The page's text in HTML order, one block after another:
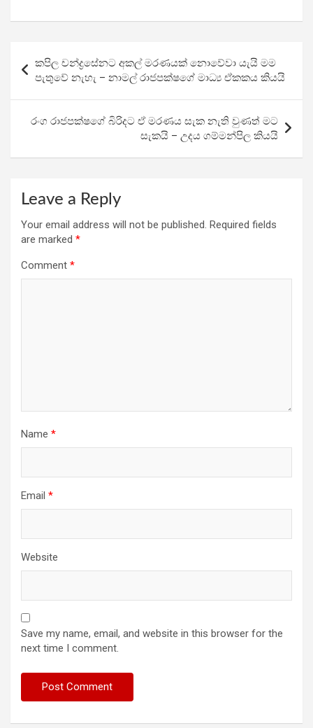
ce
b
o
o
k
tt
er
at
s
A
p
p
e
gr
a
m
ar
e
navigation
කපිල චන්ද්‍රසේනට අකල් මරණයක් නොවේවා යැයි මම
පැතුවේ නැහැ – නාමල් රාජපක්ෂගේ මාධ්‍ය ඒකකය කියයි
රංග රාජපක්ෂගේ බිරිදට ඒ මරණය සැක නැති වුණත් මට
සැකයි – උදය ගම්මන්පිල කියයි
Leave a Reply
Your email address will not be published. Required fields
are marked *
Comment *
Name *
Email *
Website
Save my name, email, and website in this browser for the
next time I comment.